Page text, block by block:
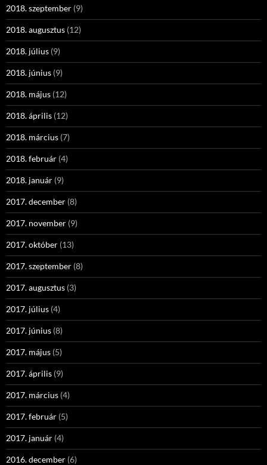
2018. szeptember (9)
2018. augusztus (12)
2018. július (9)
2018. június (9)
2018. május (12)
2018. április (12)
2018. március (7)
2018. február (4)
2018. január (9)
2017. december (8)
2017. november (9)
2017. október (13)
2017. szeptember (8)
2017. augusztus (3)
2017. július (4)
2017. június (8)
2017. május (5)
2017. április (9)
2017. március (4)
2017. február (5)
2017. január (4)
2016. december (6)